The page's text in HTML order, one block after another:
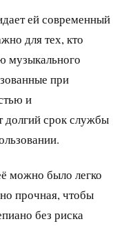
ей современный
для тех, кто
музыкального
при
и
долгий срок службы
можно было легко
прочная, чтобы
без риска